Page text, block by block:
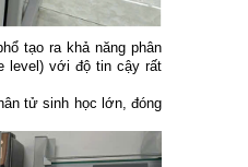
tạo ra khả năng phân
level) với độ tin cậy rất
tử sinh học lớn, đóng